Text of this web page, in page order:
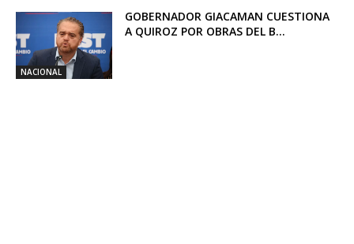
NACIONAL
GOBERNADOR GIACAMAN CUESTIONA
A QUIROZ POR OBRAS DEL B...